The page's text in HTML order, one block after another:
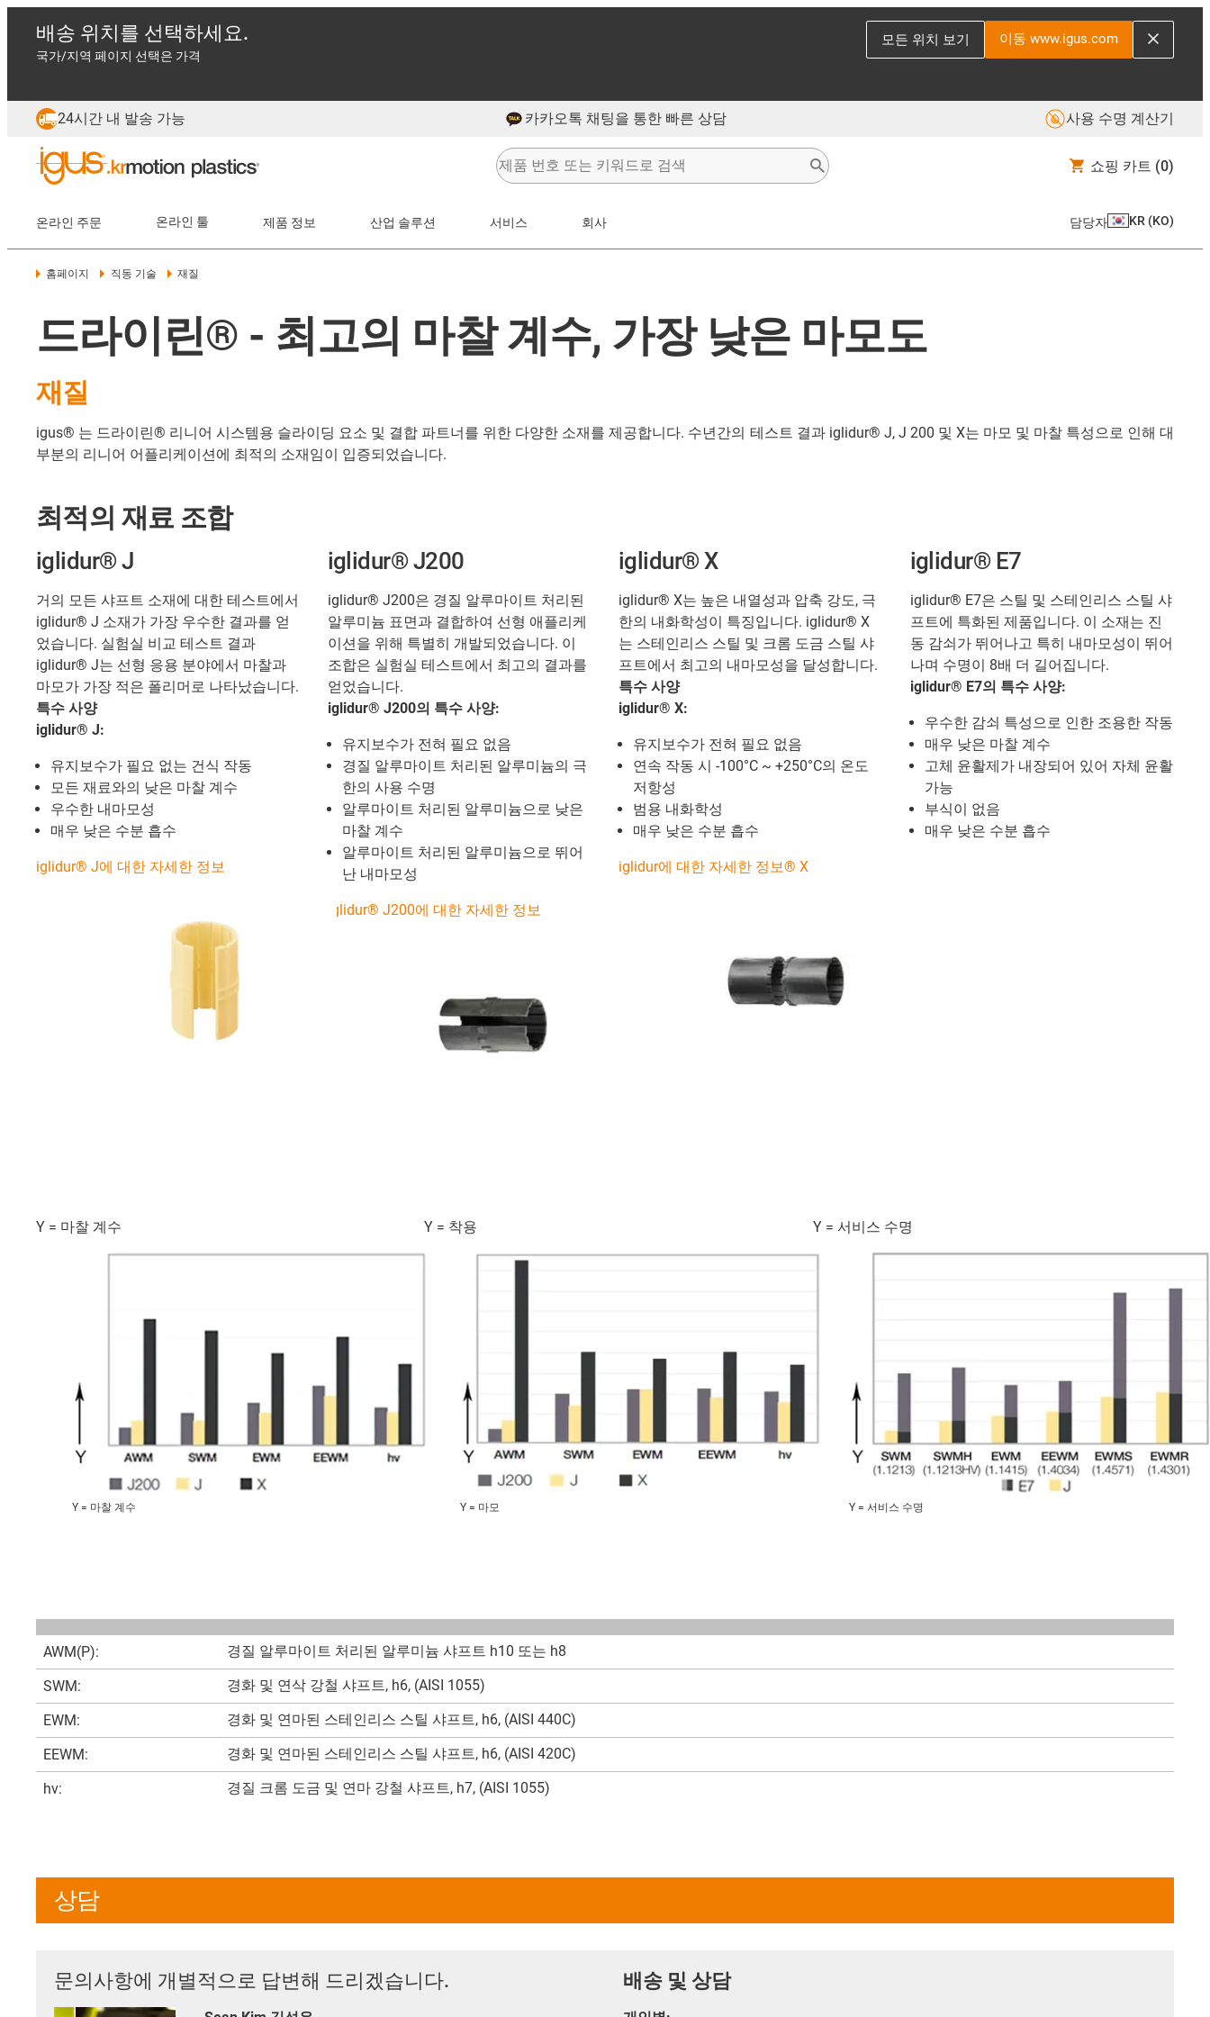
배송 위치를 선택하세요.
국가/지역 페이지 선택은 가격
모든 위치 보기 이동 www.igus.com
24시간 내 발송 가능 카카오톡 채팅을 통한 빠른 상담 사용 수명 계산기
쇼핑 카트 (0)
온라인 주문 온라인 툴 제품 정보 산업 솔루션 서비스 회사 담당자 KR (KO)
홈페이지 직동 기술 재질
드라이린® - 최고의 마찰 계수, 가장 낮은 마모도
재질
igus® 는 드라이린® 리니어 시스템용 슬라이딩 요소 및 결합 파트너를 위한 다양한 소재를 제공합니다. 수년간의 테스트 결과 iglidur® J, J 200 및 X는 마모 및 마찰 특성으로 인해 대
부분의 리니어 어플리케이션에 최적의 소재임이 입증되었습니다.
최적의 재료 조합
iglidur® J
거의 모든 샤프트 소재에 대한 테스트에서
iglidur® J 소재가 가장 우수한 결과를 얻
었습니다. 실험실 비교 테스트 결과
iglidur® J는 선형 응용 분야에서 마찰과
마모가 가장 적은 폴리머로 나타났습니다.
특수 사양
iglidur® J:
유지보수가 필요 없는 건식 작동
모든 재료와의 낮은 마찰 계수
우수한 내마모성
매우 낮은 수분 흡수
iglidur® J에 대한 자세한 정보
iglidur® J200
iglidur® J200은 경질 알루마이트 처리된
알루미늄 표면과 결합하여 선형 애플리케
이션을 위해 특별히 개발되었습니다. 이
조합은 실험실 테스트에서 최고의 결과를
얻었습니다.
iglidur® J200의 특수 사양:
유지보수가 전혀 필요 없음
경질 알루마이트 처리된 알루미늄의 극
한의 사용 수명
알루마이트 처리된 알루미늄으로 낮은
마찰 계수
알루마이트 처리된 알루미늄으로 뛰어
난 내마모성
iglidur® J200에 대한 자세한 정보
iglidur® X
iglidur® X는 높은 내열성과 압축 강도, 극
한의 내화학성이 특징입니다. iglidur® X
는 스테인리스 스틸 및 크롬 도금 스틸 샤
프트에서 최고의 내마모성을 달성합니다.
특수 사양
iglidur® X:
유지보수가 전혀 필요 없음
연속 작동 시 -100°C ~ +250°C의 온도
저항성
범용 내화학성
매우 낮은 수분 흡수
iglidur에 대한 자세한 정보® X
iglidur® E7
iglidur® E7은 스틸 및 스테인리스 스틸 샤
프트에 특화된 제품입니다. 이 소재는 진
동 감쇠가 뛰어나고 특히 내마모성이 뛰어
나며 수명이 8배 더 길어집니다.
iglidur® E7의 특수 사양:
우수한 감쇠 특성으로 인한 조용한 작동
매우 낮은 마찰 계수
고체 윤활제가 내장되어 있어 자체 윤활
가능
부식이 없음
매우 낮은 수분 흡수
Y = 마찰 계수
Y = 마찰 계수
Y = 착용
Y = 마모
Y = 서비스 수명
Y = 서비스 수명
AWM(P): 경질 알루마이트 처리된 알루미늄 샤프트 h10 또는 h8
SWM: 경화 및 연삭 강철 샤프트, h6, (AISI 1055)
EWM: 경화 및 연마된 스테인리스 스틸 샤프트, h6, (AISI 440C)
EEWM: 경화 및 연마된 스테인리스 스틸 샤프트, h6, (AISI 420C)
hv: 경질 크롬 도금 및 연마 강철 샤프트, h7, (AISI 1055)
상담
문의사항에 개별적으로 답변해 드리겠습니다. 배송 및 상담